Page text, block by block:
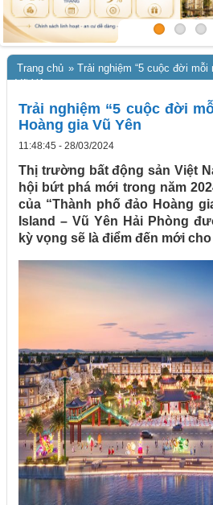
Trang chủ » Trải nghiệm “5 cuộc đời mỗi
Vũ Yên
Trải nghiệm “5 cuộc đời
Hoàng gia Vũ Yên
11:48:45 - 28/03/2024
Thị trường bất động sản Việt
hội bứt phá mới trong năm
của “Thành phố đảo Hoàng
Island – Vũ Yên Hải Phòng
kỳ vọng sẽ là điểm đến mới